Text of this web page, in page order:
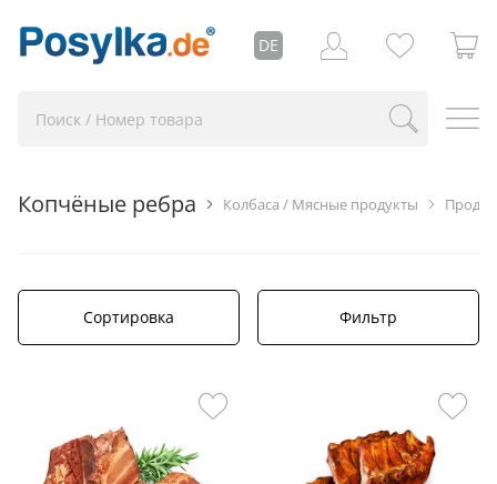
DE
Колбаса / Мясные продукты
Копчёные ребра
Сортировка Фильтр